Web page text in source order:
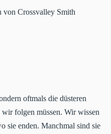
von Crossvalley Smith
oftmals die düsteren
folgen müssen. Wir wissen
sie enden. Manchmal sind sie